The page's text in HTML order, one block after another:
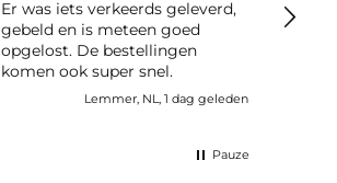
Er was iets verkeerds geleverd,
gebeld en is meteen goed
opgelost. De bestellingen
komen ook super snel.
Lemmer, NL, 1 dag geleden
Pauze